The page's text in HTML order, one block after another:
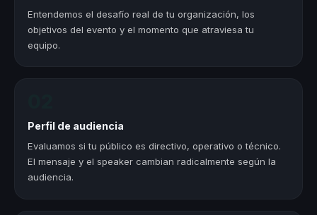
Entendemos el desafío real de tu organización, los
objetivos del evento y el momento que atraviesa tu
equipo.
Perfil de audiencia
Evaluamos si tu público es directivo, operativo o técnico.
El mensaje y el speaker cambian radicalmente según la
audiencia.